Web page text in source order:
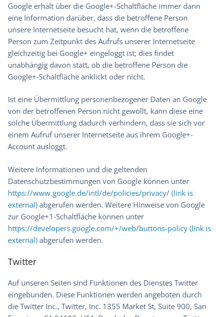
Google erhält über die Google+-Schaltfläche immer dann
eine Information darüber, dass die betroffene Person
unsere Internetseite besucht hat, wenn die betroffene
Person zum Zeitpunkt des Aufrufs unserer Internetseite
gleichzeitig bei Google+ eingeloggt ist; dies findet
unabhängig davon statt, ob die betroffene Person die
Google+-Schaltfläche anklickt oder nicht.
Ist eine Übermittlung personenbezogener Daten an Google
von der betroffenen Person nicht gewollt, kann diese eine
solche Übermittlung dadurch verhindern, dass sie sich vor
einem Aufruf unserer Internetseite aus ihrem Google+-
Account ausloggt.
Weitere Informationen und die geltenden
Datenschutzbestimmungen von Google können unter
https://www.google.de/intl/de/policies/privacy/ (link is
external) abgerufen werden. Weitere Hinweise von Google
zur Google+1-Schaltfläche können unter
https://developers.google.com/+/web/buttons-policy (link is
external) abgerufen werden.
Twitter
Auf unseren Seiten sind Funktionen des Dienstes Twitter
eingebunden. Diese Funktionen werden angeboten durch
die Twitter Inc., Twitter, Inc. 1355 Market St, Suite 900, San